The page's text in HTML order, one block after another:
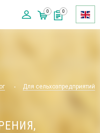
0 0
Для сельхозпредприятий